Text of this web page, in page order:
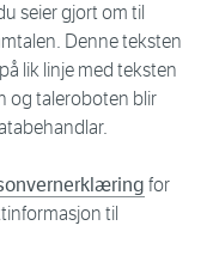
seier gjort om til
Denne teksten
lik linje med teksten
og taleroboten blir
for
til